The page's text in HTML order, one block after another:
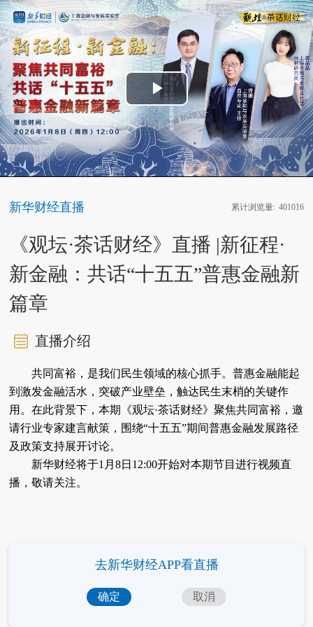
Play
Video
新华财经直播 累计浏览量: 401016
《观坛·茶话财经》直播 |新征程·
新金融：共话“十五五”普惠金融新
篇章
直播介绍
共同富裕，是我们民生领域的核心抓手。普惠金融能起
到激发金融活水，突破产业壁垒，触达民生末梢的关键作
用。在此背景下，本期《观坛·茶话财经》聚焦共同富裕，邀
请行业专家建言献策，围绕“十五五”期间普惠金融发展路径
及政策支持展开讨论。
新华财经将于1月8日12:00开始对本期节目进行视频直
播，敬请关注。
去新华财经APP看直播
确定 取消